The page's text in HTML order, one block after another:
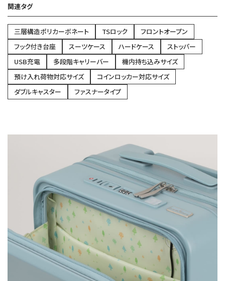
関連タグ
三層構造ポリカーボネート TSロック
フロントオープン
フック付き台座
スーツケース ハードケース
ストッパー
USB充電
多段階キャリーバー
機内持ち込みサイズ
預け入れ荷物対応サイズ
コインロッカー対応サイズ
ダブルキャスター
ファスナータイプ